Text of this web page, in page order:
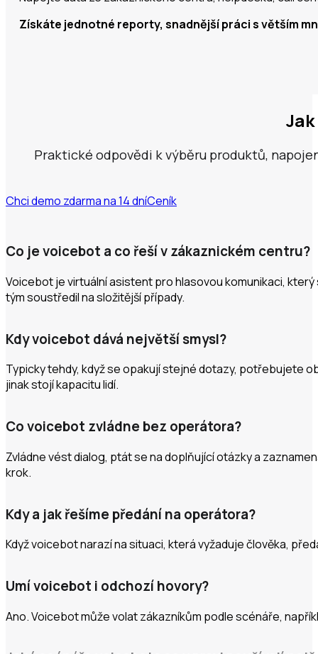
Získáte jednotné reporty, snadnější práci s větším
Praktické odpovědi k výběru produktů,
Chci demo zdarma na 14 dníCeník
Co je voicebot a co řeší v zákaznickém centru?
Voicebot je virtuální asistent pro hlasovou komunikaci,
tým soustředil na složitější případy.
Kdy voicebot dává největší smysl?
Typicky tehdy, když se opakují stejné dotazy, potřebujete
jinak stojí kapacitu lidí.
Co voicebot zvládne bez operátora?
Zvládne vést dialog, ptát se na doplňující otázky a
krok.
Kdy a jak řešíme předání na operátora?
Když voicebot narazí na situaci, která vyžaduje člověka,
Umí voicebot i odchozí hovory?
Ano. Voicebot může volat zákazníkům podle scénáře,